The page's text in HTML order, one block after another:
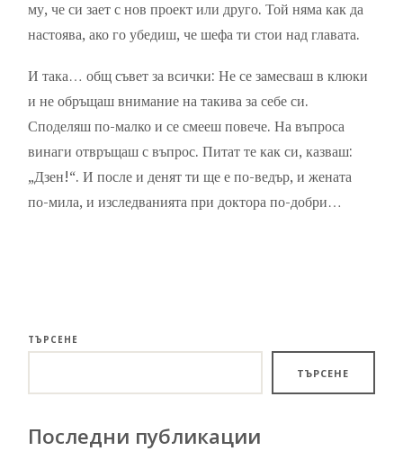
му, че си зает с нов проект или друго. Той няма как да
настоява, ако го убедиш, че шефа ти стои над главата.
И така… общ съвет за всички: Не се замесваш в клюки
и не обръщаш внимание на такива за себе си.
Споделяш по-малко и се смееш повече. На въпроса
винаги отвръщаш с въпрос. Питат те как си, казваш:
„Дзен!“. И после и денят ти ще е по-ведър, и жената
по-мила, и изследванията при доктора по-добри…
ТЪРСЕНЕ
ТЪРСЕНЕ
Последни публикации